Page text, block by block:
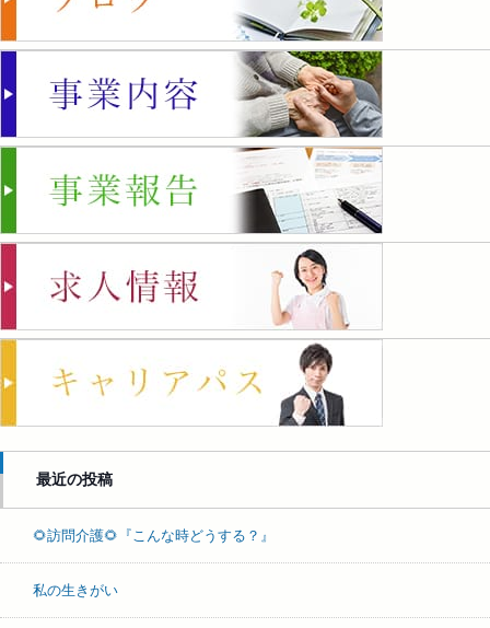
最近の投稿
🌻訪問介護🌻『こんな時どうする？』
私の生きがい